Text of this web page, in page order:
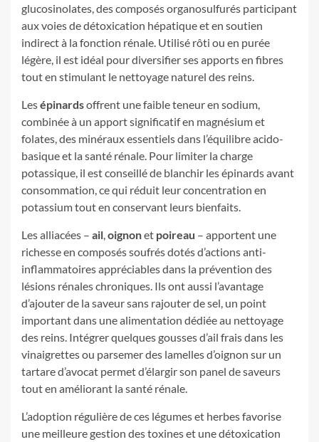
glucosinolates, des composés organosulfurés participant
aux voies de détoxication hépatique et en soutien
indirect à la fonction rénale. Utilisé rôti ou en purée
légère, il est idéal pour diversifier ses apports en fibres
tout en stimulant le nettoyage naturel des reins.
Lesépinardsoffrent une faible teneur en sodium,
combinée à un apport significatif en magnésium et
folates, des minéraux essentiels dans l’équilibre acido-
basique et la santé rénale. Pour limiter la charge
potassique, il est conseillé de blanchir les épinards avant
consommation, ce qui réduit leur concentration en
potassium tout en conservant leurs bienfaits.
Les alliacées – ail,oignonet poireau – apportent une
richesse en composés soufrés dotés d’actions anti-
inflammatoires appréciables dans la prévention des
lésions rénales chroniques. Ils ont aussi l’avantage
d’ajouter de la saveur sans rajouter de sel, un point
important dans une alimentation dédiée au nettoyage
des reins. Intégrer quelques gousses d’ail frais dans les
vinaigrettes ou parsemer des lamelles d’oignon sur un
tartare d’avocat permet d’élargir son panel de saveurs
tout en améliorant la santé rénale.
L’adoption régulière de ces légumes et herbes favorise
une meilleure gestion des toxines et une détoxication